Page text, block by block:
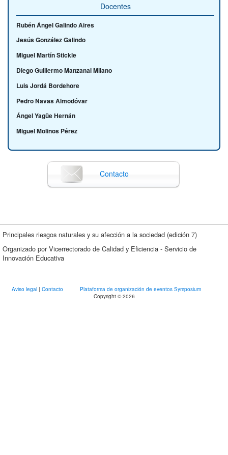
Docentes
Rubén Ángel Galindo Aires
Jesús González Galindo
Miguel Martín Stickle
Diego Guillermo Manzanal Milano
Luis Jordá Bordehore
Pedro Navas Almodóvar
Ángel Yagüe Hernán
Miguel Molinos Pérez
Contacto
Principales riesgos naturales y su afección a la sociedad (edición 7)
Organizado por Vicerrectorado de Calidad y Eficiencia - Servicio de
Innovación Educativa
Aviso legal | Contacto
Plataforma de organización de eventos Symposium
Copyright © 2026